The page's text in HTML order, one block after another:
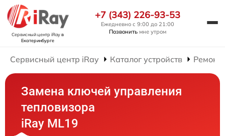
Сервисный центр iRayв
Екатеринбурге
+7 (343) 226-93-53
Ежедневно с 9:00 до 21:00
Позвонить мне утром
Сервисный центр iRay Каталог устройств Ремонт
Замена ключей управления
тепловизора
iRay ML19